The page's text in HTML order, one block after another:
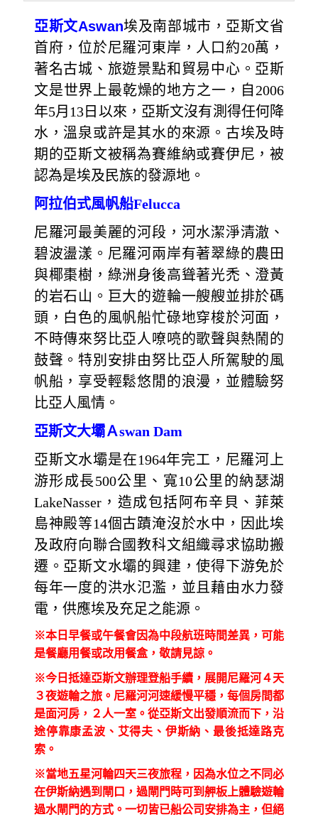
亞斯文Aswan埃及南部城市，亞斯文省
首府，位於尼羅河東岸，人口約20萬，
著名古城、旅遊景點和貿易中心。亞斯
文是世界上最乾燥的地方之一，自2006
年5月13日以來，亞斯文沒有測得任何降
水，溫泉或許是其水的來源。古埃及時
期的亞斯文被稱為賽維納或賽伊尼，被
認為是埃及民族的發源地。
阿拉伯式風帆船Felucca
尼羅河最美麗的河段，河水潔淨清澈、
碧波盪漾。尼羅河兩岸有著翠綠的農田
與椰棗樹，綠洲身後高聳著光禿、澄黃
的岩石山。巨大的遊輪一艘艘並排於碼
頭，白色的風帆船忙碌地穿梭於河面，
不時傳來努比亞人嘹喨的歌聲與熱鬧的
鼓聲。特別安排由努比亞人所駕駛的風
帆船，享受輕鬆悠閒的浪漫，並體驗努
比亞人風情。
亞斯文大壩Ａswan Dam
亞斯文水壩是在1964年完工，尼羅河上
游形成長500公里、寬10公里的納瑟湖
LakeNasser，造成包括阿布辛貝、菲萊
島神殿等14個古蹟淹沒於水中，因此埃
及政府向聯合國教科文組織尋求協助搬
遷。亞斯文水壩的興建，使得下游免於
每年一度的洪水氾濫，並且藉由水力發
電，供應埃及充足之能源。
※本日早餐或午餐會因為中段航班時間差異，可能
是餐廳用餐或改用餐盒，敬請見諒。
※今日抵達亞斯文辦理登船手續，展開尼羅河４天
３夜遊輪之旅。尼羅河河速緩慢平穩，每個房間都
是面河房，２人一室。從亞斯文出發順流而下，沿
途停靠康孟波、艾得夫、伊斯納、最後抵達路克
索。
※當地五星河輪四天三夜旅程，因為水位之不同必
在伊斯納遇到閘口，過閘門時可到舺板上體驗遊輪
過水閘門的方式。一切皆已船公司安排為主，但絕